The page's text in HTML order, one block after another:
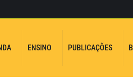
ENSINO PUBLICAÇÕES